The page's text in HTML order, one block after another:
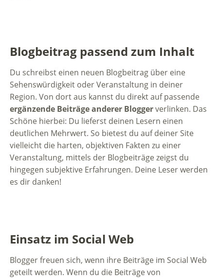
Blogbeitrag passend zum Inhalt
Du schreibst einen neuen Blogbeitrag über eine
Sehenswürdigkeit oder Veranstaltung in deiner
Region. Von dort aus kannst du direkt auf passende
ergänzende Beiträge anderer Bloggerverlinken. Das
Schöne hierbei: Du lieferst deinen Lesern einen
deutlichen Mehrwert. So bietest du auf deiner Site
vielleicht die harten, objektiven Fakten zu einer
Veranstaltung, mittels der Blogbeiträge zeigst du
hingegen subjektive Erfahrungen. Deine Leser werden
es dir danken!
Einsatz im Social Web
Blogger freuen sich, wenn ihre Beiträge im Social Web
geteilt werden. Wenn du die Beiträge von